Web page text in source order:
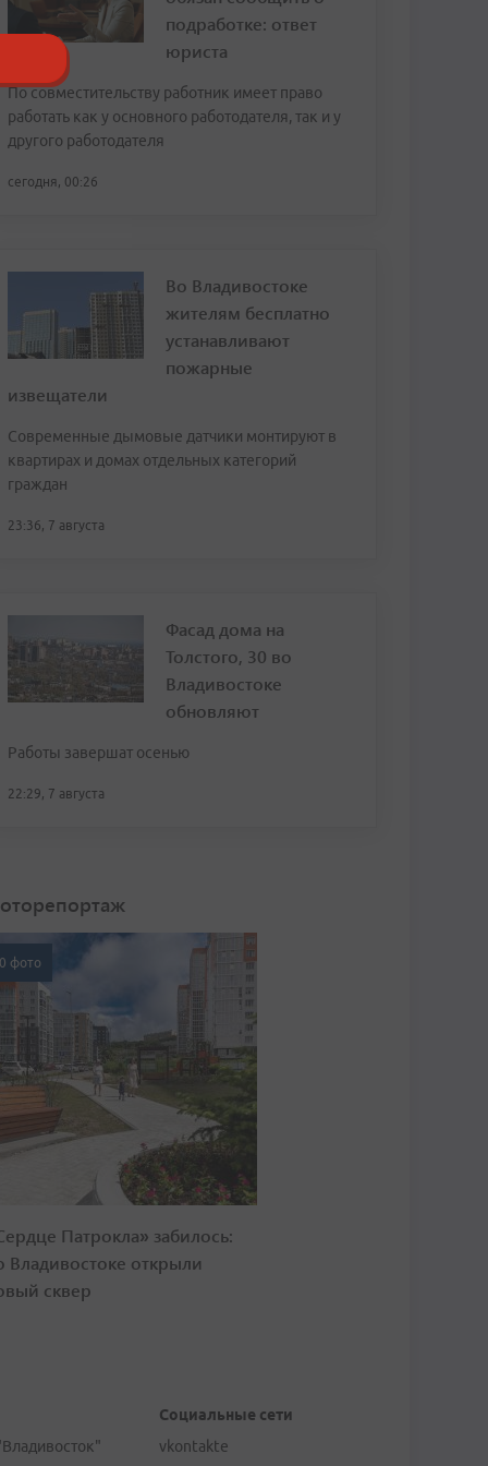
подработке: ответ
юриста
По совместительству работник имеет право
работать как у основного работодателя, так и у
другого работодателя
сегодня, 00:26
Во Владивостоке
жителям бесплатно
устанавливают
пожарные
извещатели
Современные дымовые датчики монтируют в
квартирах и домах отдельных категорий
граждан
23:36, 7 августа
Фасад дома на
Толстого, 30 во
Владивостоке
обновляют
Работы завершат осенью
22:29, 7 августа
фото
Патрокла» забилось:
Владивостоке открыли
сквер
Социальные сети
vkontakte